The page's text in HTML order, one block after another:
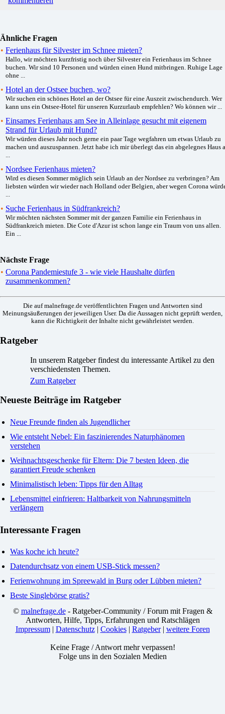
Ähnliche Fragen
• Ferienhaus für Silvester im Schnee mieten?
Hallo, wir möchten kurzfristig noch über Silvester ein Ferienhaus im Schnee
buchen. Wir sind 10 Personen und würden einen Hund mitbringen. Ruhige Lage
ohne ...
• Hotel an der Ostsee buchen, wo?
Wir suchen ein schönes Hotel an der Ostsee für eine Auszeit zwischendurch. Wer
kann uns ein Ostsee-Hotel für unseren Kurzurlaub empfehlen? Wo können wir ...
• Einsames Ferienhaus am See in Alleinlage gesucht mit eigenem
Strand für Urlaub mit Hund?
Wir würden dieses Jahr noch gerne ein paar Tage wegfahren um etwas Urlaub zu
machen und auszuspannen. Jetzt habe ich mir überlegt das ein abgelegnes Haus
• Nordsee Ferienhaus mieten?
Wird es diesen Sommer möglich sein Urlaub an der Nordsee zu verbringen? Am
liebsten würden wir wieder nach Holland oder Belgien, aber wegen Corona
• Suche Ferienhaus in Südfrankreich?
Wir möchten nächsten Sommer mit der ganzen Familie ein Ferienhaus in
Südfrankreich mieten. Die Cote d'Azur ist schon lange ein Traum von uns allen.
Ein ...
Nächste Frage
• Corona Pandemiestufe 3 - wie viele Haushalte dürfen
zusammenkommen?
Die auf malnefrage.de veröffentlichten Fragen und Antworten sind
Meinungsäußerungen der jeweiligen User. Da die Aussagen nicht geprüft werden,
kann die Richtigkeit der Inhalte nicht gewährleistet werden.
Ratgeber
In unserem Ratgeber findest du interessante Artikel zu den
verschiedensten Themen.
Zum Ratgeber
Neueste Beiträge im Ratgeber
Neue Freunde finden als Jugendlicher
Wie entsteht Nebel: Ein faszinierendes Naturphänomen
verstehen
Weihnachtsgeschenke für Eltern: Die 7 besten Ideen, die
garantiert Freude schenken
Minimalistisch leben: Tipps für den Alltag
Lebensmittel einfrieren: Haltbarkeit von Nahrungsmitteln
verlängern
Interessante Fragen
Was koche ich heute?
Datendurchsatz von einem USB-Stick messen?
Ferienwohnung im Spreewald in Burg oder Lübben mieten?
Beste Singlebörse gratis?
© malnefrage.de- Ratgeber-Community / Forum mit Fragen &
Antworten, Hilfe, Tipps, Erfahrungen und Ratschlägen
Impressum| Datenschutz| Cookies| Ratgeber| weitere Foren
Keine Frage / Antwort mehr verpassen!
Folge uns in den Sozialen Medien